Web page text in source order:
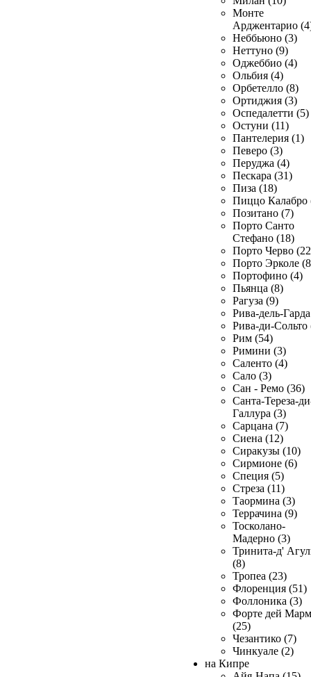
Монте
Арджентарио
Неббьюно (3)
Неттуно (9)
Оджеббио (4)
Ольбия (4)
Орбетелло (8)
Ортиджия (3)
Оспедалетти (5)
Остуни (11)
Пантелерия (1)
Певеро (3)
Перуджа (4)
Пескара (31)
Пиза (18)
Пиццо Калабро
Позитано (7)
Порто Санто
Стефано (18)
Порто Черво
Порто Эрколе
Портофино (4)
Пьянца (8)
Рагуза (9)
Рива-дель-
Рива-ди-Сольто
Рим (54)
Римини (3)
Саленто (4)
Сало (3)
Сан - Ремо (36)
Санта-Тереза-
Галлура (3)
Сарцана (7)
Сиена (12)
Сиракузы (10)
Сирмионе (6)
Специя (5)
Стреза (11)
Таормина (3)
Террачина (9)
Тосколано-
Мадерно (3)
Тринита-д'
(8)
Тропеа (23)
Флоренция (51)
Фоллоника (3)
Форте дей
(25)
Чезантико (7)
Чинкуале (2)
на Кипре